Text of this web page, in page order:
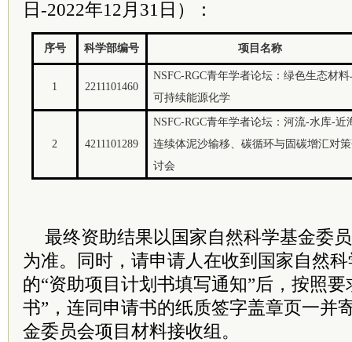
日-2022年12月31日）：
序号 科学部编号 项目名称
1 2211101460
NSFC-RGC青年学者论坛：绿色生态材料
可持续能源化学
2 4211101289
NSFC-RGC青年学者论坛：河流-水库-近
连续体泥沙输移、碳循环与固碳增汇对
讨会
最终资助结果以国家自然科学基金委员
为准。同时，请申请人在收到国家自然
的“资助项目计划书填写通知”后，按照
书”，连同申请书的纸质签字盖章页一并
金委员会项目材料接收组。